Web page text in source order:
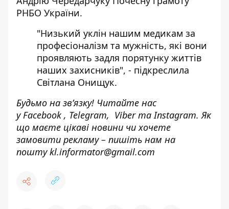
РНБО України.
"Низький уклін нашим медикам за
професіоналізм та мужність, які вони
проявляють задля порятунку життів
наших захисників", - підкреслила
Світлана Онищук.
Будьмо на зв’язку! Читайте нас
уFacebook, Telegram, ViberтаInstagram. Як
що маєте цікаві новини чи хочете
замовити рекламу – пишіть нам на
поштуkl.informator@gmail.com